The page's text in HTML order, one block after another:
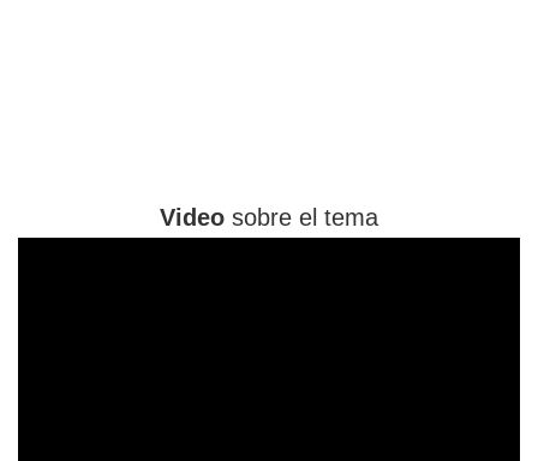
Video sobre el tema